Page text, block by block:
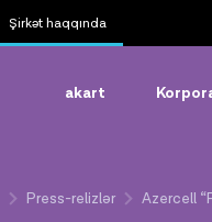
Şirkət haqqında
akart
Press-relizlər Azercell